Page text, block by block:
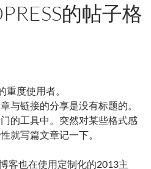
的帖子格
度使用者。
与链接的分享是没有标题的。
的工具中。突然对某些格式感
就写篇文章记一下。
客也在使用定制化的2013主